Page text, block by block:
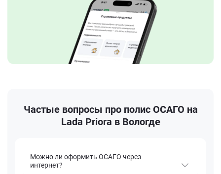
Частые вопросы про полис ОСАГО на
Lada Priora в Вологде
Можно ли оформить ОСАГО через
интернет?